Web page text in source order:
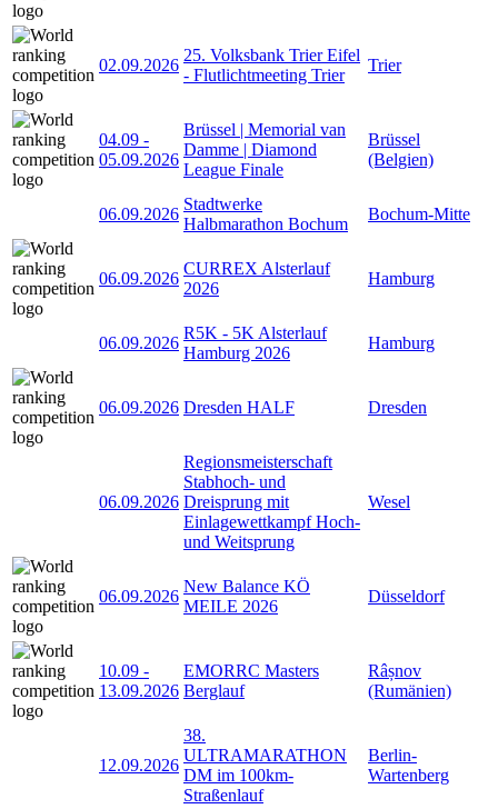
02.09.2026
25. Volksbank Trier Eifel
- Flutlichtmeeting Trier
Trier
04.09 -
05.09.2026
Brüssel | Memorial van
Damme | Diamond
League Finale
Brüssel
(Belgien)
06.09.2026
Stadtwerke
Halbmarathon Bochum
Bochum-Mitte
06.09.2026
CURREX Alsterlauf
2026
Hamburg
06.09.2026
R5K - 5K Alsterlauf
Hamburg 2026
Hamburg
06.09.2026 Dresden HALF Dresden
06.09.2026
Regionsmeisterschaft
Stabhoch- und
Dreisprung mit
Einlagewettkampf Hoch-
und Weitsprung
Wesel
06.09.2026
New Balance KÖ
MEILE 2026
Düsseldorf
10.09 -
13.09.2026
EMORRC Masters
Berglauf
Râșnov
(Rumänien)
12.09.2026
38.
ULTRAMARATHON
DM im 100km-
Straßenlauf
Berlin-
Wartenberg